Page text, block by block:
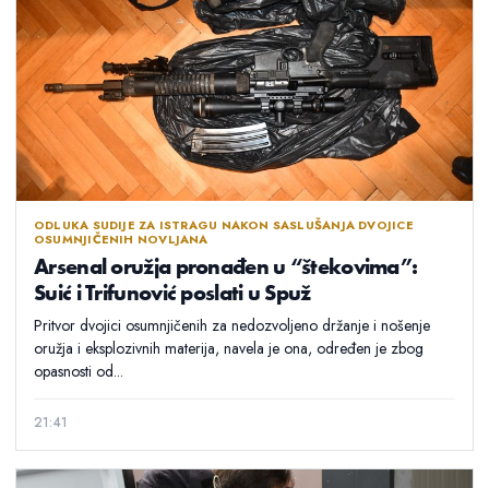
ODLUKA SUDIJE ZA ISTRAGU NAKON SASLUŠANJA DVOJICE
OSUMNJIČENIH NOVLJANA
Arsenal oružja pronađen u “štekovima”:
Suić i Trifunović poslati u Spuž
Pritvor dvojici osumnjičenih za nedozvoljeno držanje i nošenje
oružja i eksplozivnih materija, navela je ona, određen je zbog
opasnosti od...
21:41